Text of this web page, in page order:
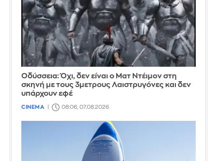
Οδύσσεια: Όχι, δεν είναι ο Ματ Ντέιμον στη
σκηνή με τους 3μετρους Λαιστρυγόνες και δεν
υπάρχουν εφέ
CINEMA 08:06, 07.08.2026